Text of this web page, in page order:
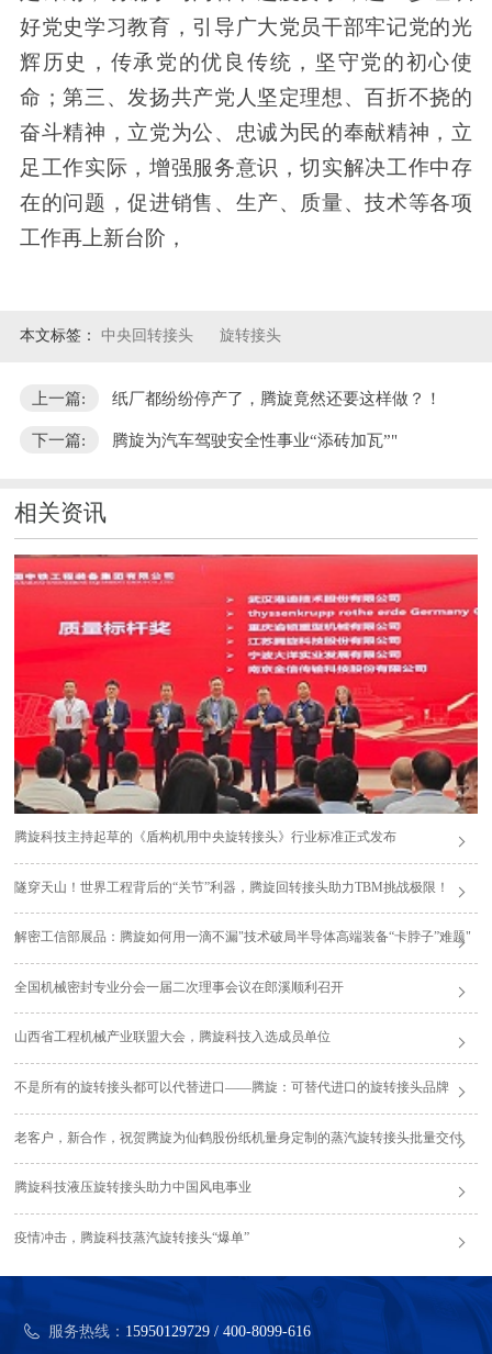
好党史学习教育，引导广大党员干部牢记党的光
辉历史，传承党的优良传统，坚守党的初心使
命；第三、发扬共产党人坚定理想、百折不挠的
奋斗精神，立党为公、忠诚为民的奉献精神，立
足工作实际，增强服务意识，切实解决工作中存
在的问题，促进销售、生产、质量、技术等各项
工作再上新台阶，
本文标签： 中央回转接头 旋转接头
上一篇: 纸厂都纷纷停产了，腾旋竟然还要这样做？！
下一篇: 腾旋为汽车驾驶安全性事业“添砖加瓦”"
相关资讯
腾旋科技主持起草的《盾构机用中央旋转接头》行业标准正式发布
隧穿天山！世界工程背后的“关节”利器，腾旋回转接头助力TBM挑战极限！
解密工信部展品：腾旋如何用一滴不漏"技术破局半导体高端装备“卡脖子”难题"
全国机械密封专业分会一届二次理事会议在郎溪顺利召开
山西省工程机械产业联盟大会，腾旋科技入选成员单位
不是所有的旋转接头都可以代替进口——腾旋：可替代进口的旋转接头品牌
老客户，新合作，祝贺腾旋为仙鹤股份纸机量身定制的蒸汽旋转接头批量交付
腾旋科技液压旋转接头助力中国风电事业
疫情冲击，腾旋科技蒸汽旋转接头“爆单”
服务热线： 15950129729 / 400-8099-616